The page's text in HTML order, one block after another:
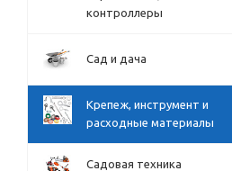
контроллеры
Сад и дача
Крепеж, инструмент и
расходные материалы
Садовая техника